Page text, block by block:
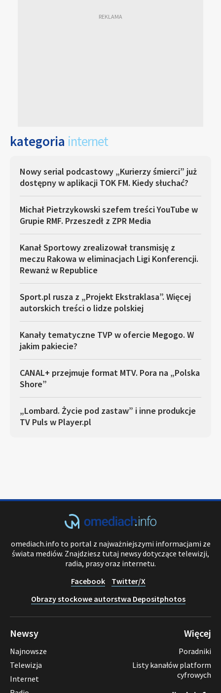
kategoria internet
Nowy serial podcastowy „Kurierzy śmierci” już
dostępny w aplikacji TOK FM. Kiedy słuchać?
Michał Pietrzykowski szefem treści YouTube w
Grupie RMF. Przeszedł z ZPR Media
Kanał Sportowy zrealizował transmisję z
meczu Rakowa w eliminacjach Ligi Konferencji.
Rewanż w Republice
Sport.pl rusza z „Projekt Ekstraklasa”. Więcej
autorskich treści o lidze polskiej
Kanały tematyczne TVP w ofercie Megogo. W
jakim pakiecie?
CANAL+ przejmuje format MTV. Pora na „Polska
Shore”
„Lombard. Życie pod zastaw” i inne produkcje
TV Puls w Player.pl
omediach.info to portal z najważniejszymi informacjami ze
świata mediów. Znajdziesz tutaj newsy dotyczące telewizji,
radia, prasy oraz internetu.
Facebook
Twitter/X
Obrazy stockowe autorstwa Depositphotos
Newsy
Najnowsze
Telewizja
Internet
Więcej
Poradniki
Listy kanałów platform
cyfrowych